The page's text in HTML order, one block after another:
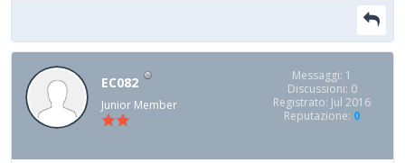
EC082
Junior Member
Messaggi: 1
Discussioni: 0
Registrato: Jul 2016
Reputazione: 0